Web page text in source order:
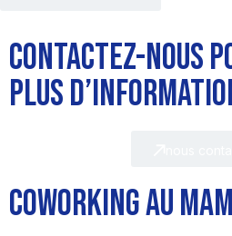
CONTACTEZ-NOUS
PLUS
COWORKING AU